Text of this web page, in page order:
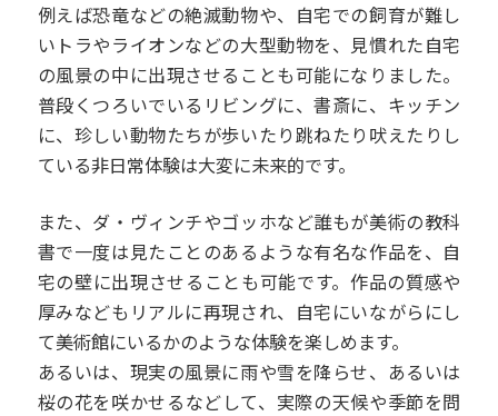
例えば恐竜などの絶滅動物や、自宅での飼育が難し
いトラやライオンなどの大型動物を、見慣れた自宅
の風景の中に出現させることも可能になりました。
普段くつろいでいるリビングに、書斎に、キッチン
に、珍しい動物たちが歩いたり跳ねたり吠えたりし
ている非日常体験は大変に未来的です。
また、ダ・ヴィンチやゴッホなど誰もが美術の教科
書で一度は見たことのあるような有名な作品を、自
宅の壁に出現させることも可能です。作品の質感や
厚みなどもリアルに再現され、自宅にいながらにし
て美術館にいるかのような体験を楽しめます。
あるいは、現実の風景に雨や雪を降らせ、あるいは
桜の花を咲かせるなどして、実際の天候や季節を問